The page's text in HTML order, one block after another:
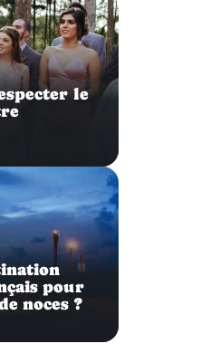
le
pour
noces ?